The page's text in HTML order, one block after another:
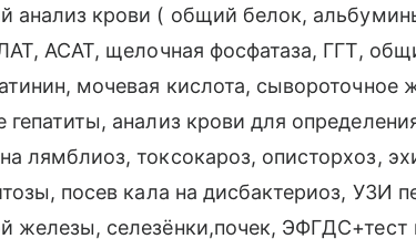
анализ крови ( общий белок,
АСАТ, щелочная фосфатаза, ГГТ,
мочевая кислота, сывороточное
анализ крови для
лямблиоз, токсокароз, описторхоз,
посев кала на дисбактериоз, УЗИ
железы, селезёнки,почек, ЭФГДС+тест